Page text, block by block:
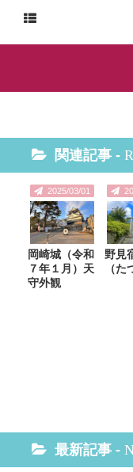
関連記事 -
2025/03/01
岡崎城（令和
７年１月）天
守外観
野見
（た
最新記事 -